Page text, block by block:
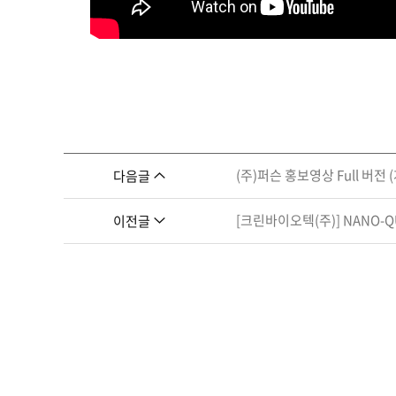
다음글 (주)퍼슨 홍보영상 Full 버전
이전글 [크린바이오텍(주)] NANO-